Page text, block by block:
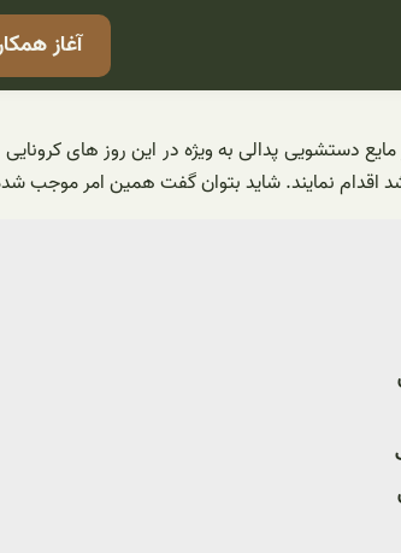
آغاز
دستشویی پدالی به ویژه در این روز های
اقدام نمایند. شاید بتوان گفت همین امر موجب